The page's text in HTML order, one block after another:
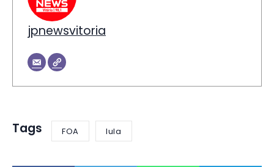
jpnewsvitoria
Tags FOA lula